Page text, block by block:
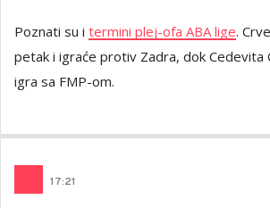
Poznati su i termini plej-ofa ABA lige.
petak i igraće protiv Zadra, dok Cedevita
igra sa FMP-om.
17:21